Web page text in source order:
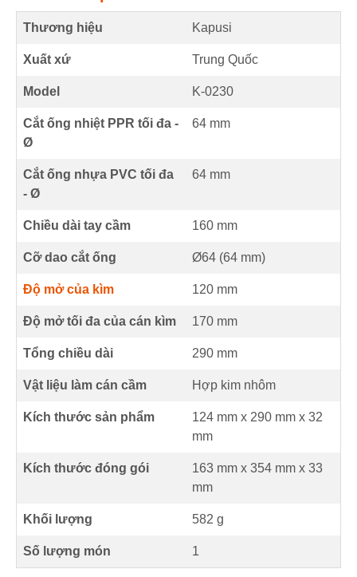
Thương hiệu Kapusi
Xuất xứ Trung Quốc
Model K-0230
Cắt ống nhiệt PPR tối đa -
Ø
64 mm
Cắt ống nhựa PVC tối đa
- Ø
64 mm
Chiều dài tay cầm 160 mm
Cỡ dao cắt ống Ø64 (64 mm)
Độ mở của kìm 120 mm
Độ mở tối đa của cán kìm 170 mm
Tổng chiều dài 290 mm
Vật liệu làm cán cầm Hợp kim nhôm
Kích thước sản phẩm 124 mm x 290 mm x 32
mm
Kích thước đóng gói
163 mm x 354 mm x 33
mm
Khối lượng 582 g
Số lượng món 1